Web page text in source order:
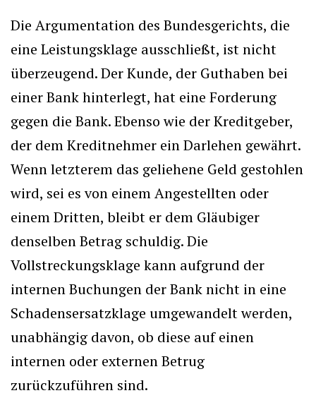
Die Argumentation des Bundesgerichts, die
eine Leistungsklage ausschließt, ist nicht
überzeugend. Der Kunde, der Guthaben bei
einer Bank hinterlegt, hat eine Forderung
gegen die Bank. Ebenso wie der Kreditgeber,
der dem Kreditnehmer ein Darlehen gewährt.
Wenn letzterem das geliehene Geld gestohlen
wird, sei es von einem Angestellten oder
einem Dritten, bleibt er dem Gläubiger
denselben Betrag schuldig. Die
Vollstreckungsklage kann aufgrund der
internen Buchungen der Bank nicht in eine
Schadensersatzklage umgewandelt werden,
unabhängig davon, ob diese auf einen
internen oder externen Betrug
zurückzuführen sind.